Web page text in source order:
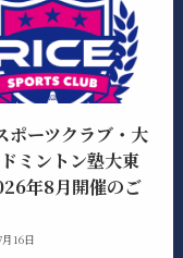
ポーツクラブ・大
ミントン塾大東
年8月開催のご
16日